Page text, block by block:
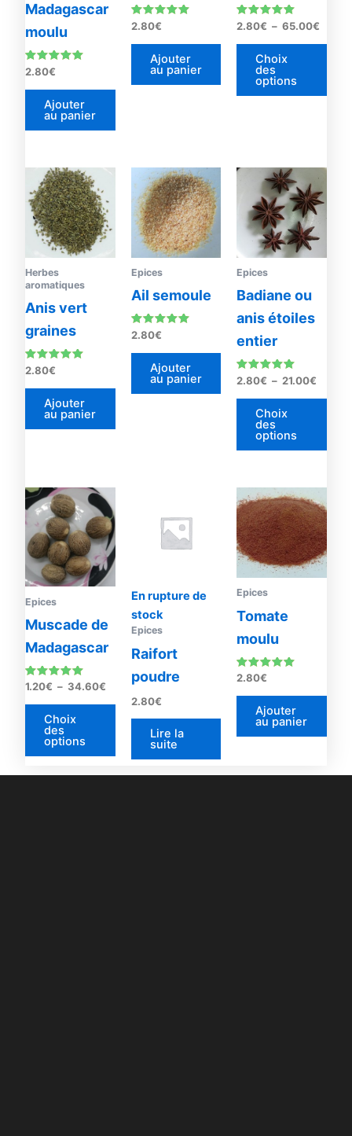
Madagascar
moulu
Note
5.00
sur 5
2.80€
Ajouter
au panier
Note
5.00
sur 5
2.80€
Ajouter
au panier
Note
4.93
sur 5
2.80€ – 65.00€
Choix
des
options
Herbes
aromatiques
Anis vert
graines
Note
sur 5
2.80€
Ajouter
au panier
Epices
Ail semoule
Note
sur 5
2.80€
Ajouter
au panier
Epices
Badiane ou
anis étoiles
entier
Note
sur 5
2.80€ – 21.00€
Plage
prix :
2.80€
21.00€
Choix
des
options
Epices
Muscade de
Madagascar
Note
sur 5
1.20€ – 34.60€
de
prix :
1.20€
à
34.60€
Choix
des
options
produit
a
plusieurs
Les
options
peuvent
être
sur
la
page
produit
En rupture de
stock
Epices
Raifort
poudre
2.80€
Lire la
suite
Epices
Tomate
moulu
Note
sur 5
2.80€
Ajouter
au panier